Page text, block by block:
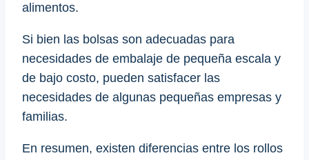
alimentos.
Si bien las bolsas son adecuadas para
necesidades de embalaje de pequeña escala y
de bajo costo, pueden satisfacer las
necesidades de algunas pequeñas empresas y
familias.
En resumen, existen diferencias entre los rollos